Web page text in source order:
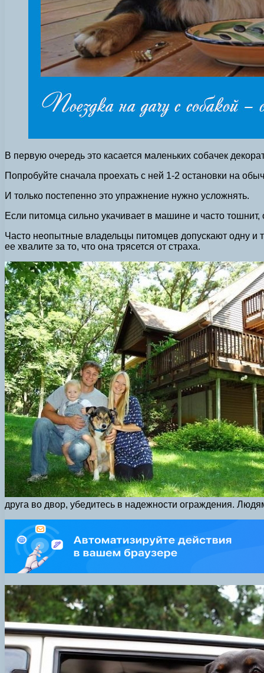
В первую очередь это касается маленьких собачек
Попробуйте сначала проехать с ней 1-2 остановки на
И только постепенно это упражнение нужно усложнять.
Если питомца сильно укачивает в машине и часто
Часто неопытные владельцы питомцев допускают одну и
ее хвалите за то, что она трясется от страха.
друга во двор, убедитесь в надежности ограждения.